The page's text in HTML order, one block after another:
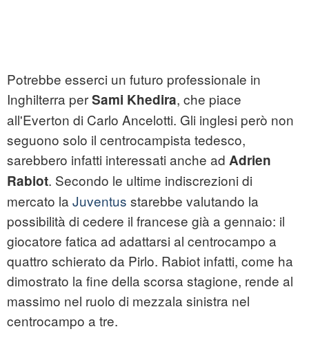
Potrebbe esserci un futuro professionale in
Inghilterra perSami Khedira, che piace
all'Everton di Carlo Ancelotti. Gli inglesi però non
seguono solo il centrocampista tedesco,
sarebbero infatti interessati anche ad Adrien
Rabiot. Secondo le ultime indiscrezioni di
mercato la Juventus starebbe valutando la
possibilità di cedere il francese già a gennaio: il
giocatore fatica ad adattarsi al centrocampo a
quattro schierato da Pirlo. Rabiot infatti, come ha
dimostrato la fine della scorsa stagione, rende al
massimo nel ruolo di mezzala sinistra nel
centrocampo a tre.